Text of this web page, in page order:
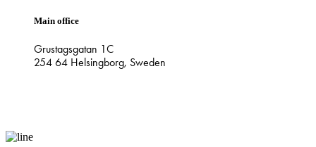
Main office
Grustagsgatan 1C
254 64 Helsingborg, Sweden